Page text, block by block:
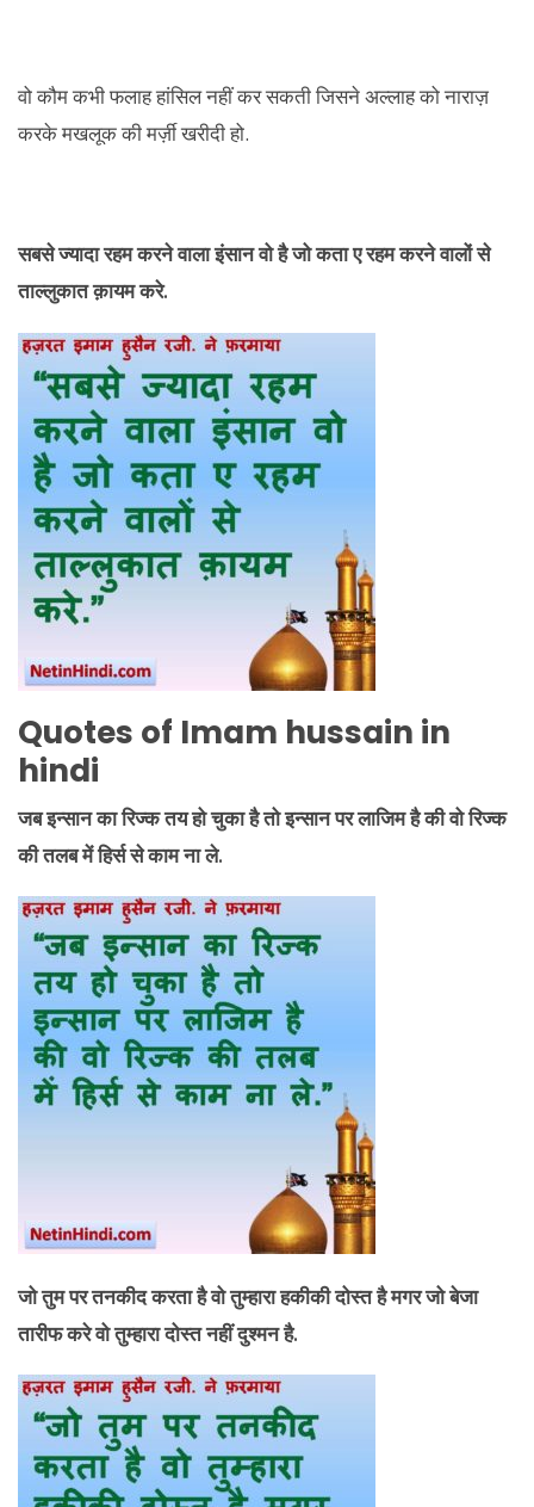
वो कौम कभी फलाह हांसिल नहीं कर सकती जिसने अल्लाह को नाराज़
करके मखलूक की मर्ज़ी खरीदी हो.
सबसे ज्यादा रहम करने वाला इंसान वो है जो कता ए रहम करने वालों से
ताल्लुकात क़ायम करे.
Quotes of Imam hussain in
hindi
जब इन्सान का रिज्क तय हो चुका है तो इन्सान पर लाजिम है की वो रिज्क
की तलब में हिर्स से काम ना ले.
जो तुम पर तनकीद करता है वो तुम्हारा हकीकी दोस्त है मगर जो बेजा
तारीफ करे वो तुम्हारा दोस्त नहीं दुश्मन है.